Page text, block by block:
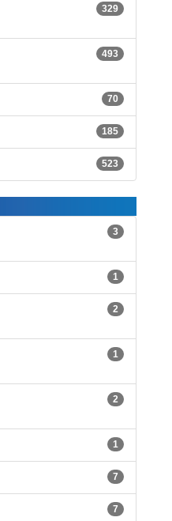
329
493
70
185
523
3
1
2
1
2
1
7
7